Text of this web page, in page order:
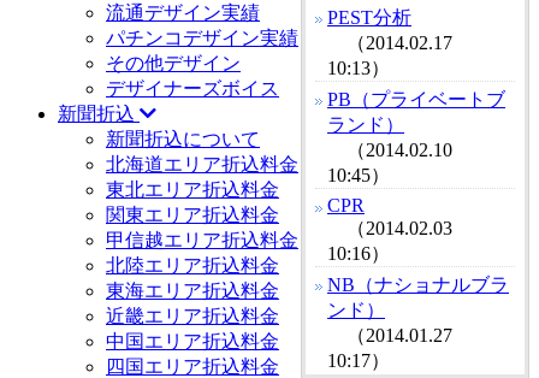
PEST分析
（2014.02.17
10:13）
PB（プライベートブ
ランド）
（2014.02.10
10:45）
CPR
（2014.02.03
10:16）
NB（ナショナルブラ
ンド）
（2014.01.27
10:17）
流通デザイン実績
パチンコデザイン実績
その他デザイン
デザイナーズボイス
新聞折込
新聞折込について
北海道エリア折込料金
東北エリア折込料金
関東エリア折込料金
甲信越エリア折込料金
北陸エリア折込料金
東海エリア折込料金
近畿エリア折込料金
中国エリア折込料金
四国エリア折込料金